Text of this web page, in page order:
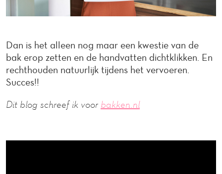
Dan is het alleen nog maar een kwestie van de
bak erop zetten en de handvatten dichtklikken. En
rechthouden natuurlijk tijdens het vervoeren.
Succes!!
Dit blog schreef ik voor bakken.nl